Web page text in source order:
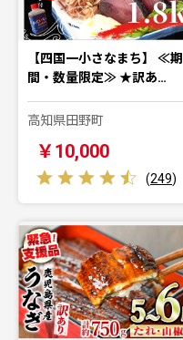
【四国一小さなまち】 ≪期
間・数量限定≫ ★訳あ…
高知県田野町
￥10,000
(249)